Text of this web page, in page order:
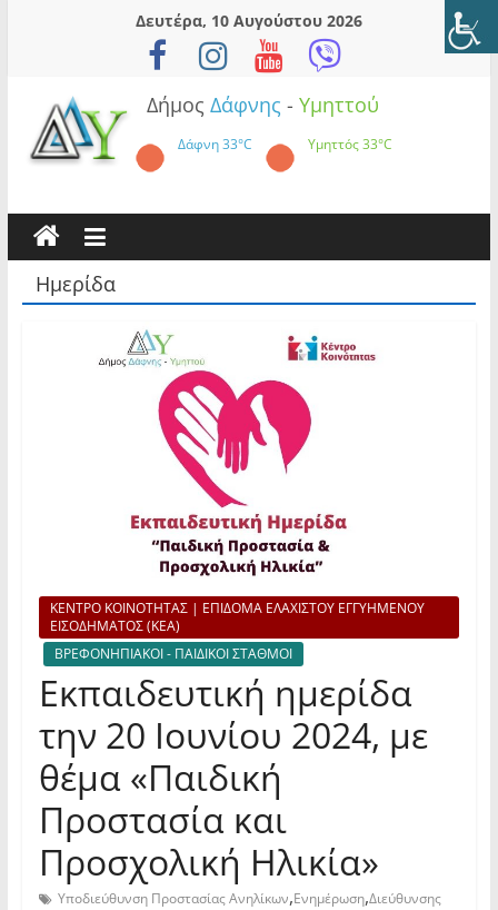
Δευτέρα, 10 Αυγούστου 2026
Δήμος Δάφνης - Υμηττού
Δάφνη33°C Υμηττός33°C
Ημερίδα
ΚΕΝΤΡΟ ΚΟΙΝΟΤΗΤΑΣ | ΕΠΙΔΟΜΑ ΕΛΑΧΙΣΤΟΥ ΕΓΓΥΗΜΕΝΟΥ
ΕΙΣΟΔΗΜΑΤΟΣ (ΚΕΑ)
ΒΡΕΦΟΝΗΠΙΑΚΟΙ - ΠΑΙΔΙΚΟΙ ΣΤΑΘΜΟΙ
Εκπαιδευτική ημερίδα
την 20 Ιουνίου 2024, με
θέμα «Παιδική
Προστασία και
Προσχολική Ηλικία»
Υποδιεύθυνση Προστασίας Ανηλίκων,Ενημέρωση,Διεύθυνσης